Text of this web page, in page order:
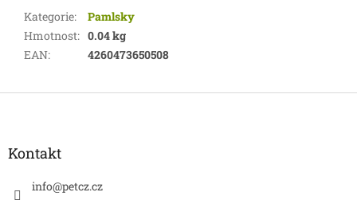
Kategorie:
Pamlsky
Hmotnost: 0.04 kg
EAN: 4260473650508
Kontakt
info@petcz.cz